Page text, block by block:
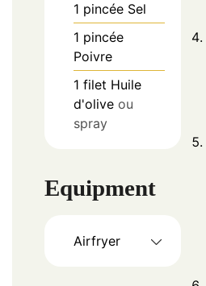
1 pincée Sel
1 pincée
Poivre
1 filet Huile
d'olive ou
spray
Equipment
Airfryer